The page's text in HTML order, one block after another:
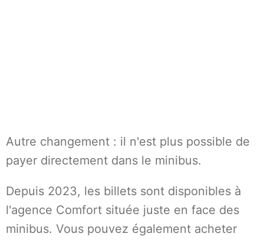
Autre changement : il n'est plus possible de
payer directement dans le minibus.
Depuis 2023, les billets sont disponibles à
l'agence Comfort située juste en face des
minibus. Vous pouvez également acheter